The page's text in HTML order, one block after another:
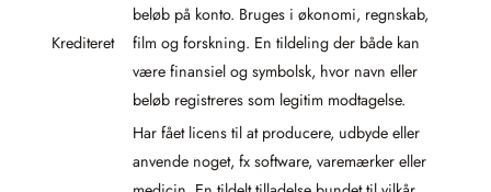
Krediteret
beløb på konto. Bruges i økonomi, regnskab,
film og forskning. En tildeling der både kan
være finansiel og symbolsk, hvor navn eller
beløb registreres som legitim modtagelse.
Har fået licens til at producere, udbyde eller
anvende noget, fx software, varemærker eller